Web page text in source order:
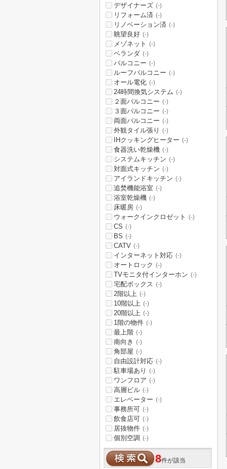
デザイナーズ (-)
リフォーム済 (-)
リノベーション済 (-)
眺望良好 (-)
メゾネット (-)
ベランダ (-)
バルコニー (-)
ルーフバルコニー (-)
オール電化 (-)
24時間換気システム (-)
２面バルコニー (-)
３面バルコニー (-)
両面バルコニー (-)
外観タイル張り (-)
IHクッキングヒーター (-)
食器洗い乾燥機 (-)
システムキッチン (-)
対面式キッチン (-)
アイランドキッチン (-)
追焚機能浴室 (-)
浴室乾燥機 (-)
床暖房 (-)
ウォークインクロゼット (-)
CS (-)
BS (-)
CATV (-)
インターネット対応 (-)
オートロック (-)
TVモニタ付インターホン (-)
宅配ボックス (-)
2階以上 (-)
10階以上 (-)
20階以上 (-)
1階の物件 (-)
最上階 (-)
南向き (-)
角部屋 (-)
自由設計対応 (-)
駐車場あり (-)
ワンフロア (-)
高層ビル (-)
エレベーター (-)
事務所可 (-)
飲食店可 (-)
居抜物件 (-)
個別空調 (-)
8件が該当